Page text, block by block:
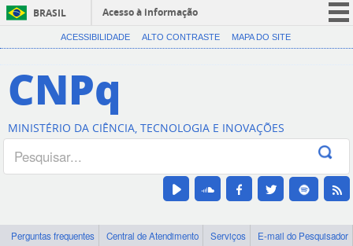
BRASIL
Acesso à informação
CORONAVÍRUS (COVID-19)
Canais
ACESSIBILIDADE ALTO CONTRASTE MAPA DO SITE
CNPq
MINISTÉRIO DA CIÊNCIA, TECNOLOGIA E INOVAÇÕES
Perguntas frequentes Central de Atendimento Serviços
E-mail do Pesquisador